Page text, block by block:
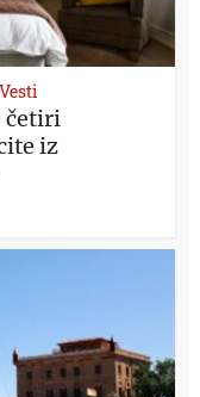
Vesti
četiri
iz